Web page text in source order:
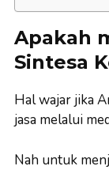
Apakah
Sintesa
Hal wajar jika
jasa melalui
Nah untuk